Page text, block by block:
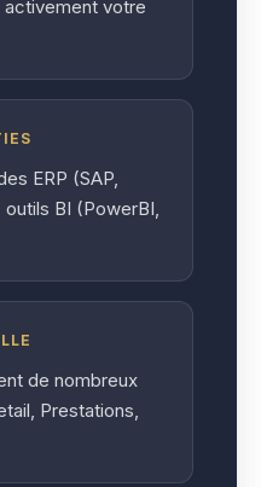
activement votre
ERP (SAP,
BI (PowerBI,
de nombreux
Prestations,